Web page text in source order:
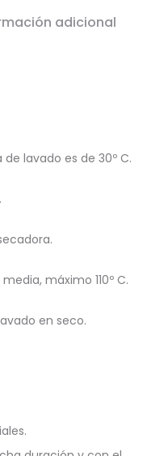
adicional
lavado es de 30º C.
máximo 110º C.
en seco.